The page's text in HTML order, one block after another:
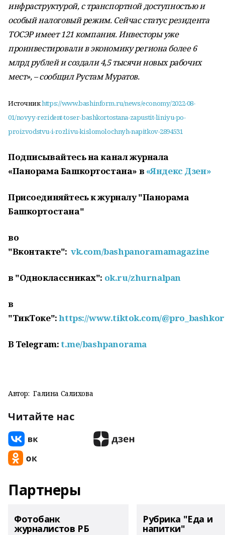
инфраструктурой, с транспортной доступностью и
особый налоговый режим. Сейчас статус резидента
ТОСЭР имеет 121 компания. Инвесторы уже
проинвестировали в экономику региона более 6
млрд рублей и создали 4,5 тысячи новых рабочих
мест», – сообщил Рустам Муратов.
Источникhttps://www.bashinform.ru/news/economy/2022-08-
01/novyy-rezident-toser-bashkortostana-zapustit-liniyu-po-
proizvodstvu-i-rozlivu-kislomolochnyh-napitkov-2894531
Подписывайтесь на канал журнала
«Панорама Башкортостана» в «Яндекс Дзен»
Присоединяйтесь к журналу "Панорама
Башкортостана"
во
"Вконтакте":vk.com/bashpanoramamagazine
в "Одноклассниках": ok.ru/zhurnalpan
в
"ТикТоке":https://www.tiktok.com/
В Telegram:t.me/bashpanorama
Автор: Галина Салихова
Читайте нас
Партнеры
Фотобанк
журналистов РБ
Рубрика "Еда и
напитки"